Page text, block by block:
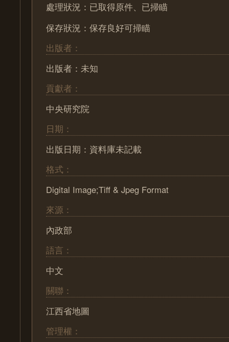
處理狀況：已取得原件、已掃瞄
保存狀況：保存良好可掃瞄
出版者：
出版者：未知
貢獻者：
中央研究院
日期：
出版日期：資料庫未記載
格式：
Digital Image;Tiff & Jpeg Format
來源：
內政部
語言：
中文
關聯：
江西省地圖
管理權：